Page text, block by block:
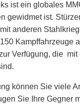
ist ein globales
gewidmet ist.
anderen
Kampffahrzeuge
Verfügung, die
können Sie viele
Sie Ihre Gegner